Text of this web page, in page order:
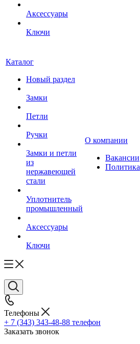
Аксессуары
Ключи
Каталог
Новый раздел
Замки
Петли
Ручки
Замки и петли
из
нержавеющей
стали
Уплотнитель
промышленный
Аксессуары
Ключи
О компании
Вакансии
Политика
Телефоны
+ 7 (343) 343-48-88 телефон
Заказать звонок